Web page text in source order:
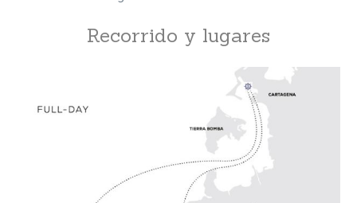
Recorrido y lugares